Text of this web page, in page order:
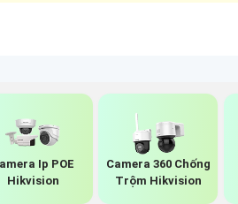
Ip POE
Hikvision
Camera 360 Chống
Trộm Hikvision